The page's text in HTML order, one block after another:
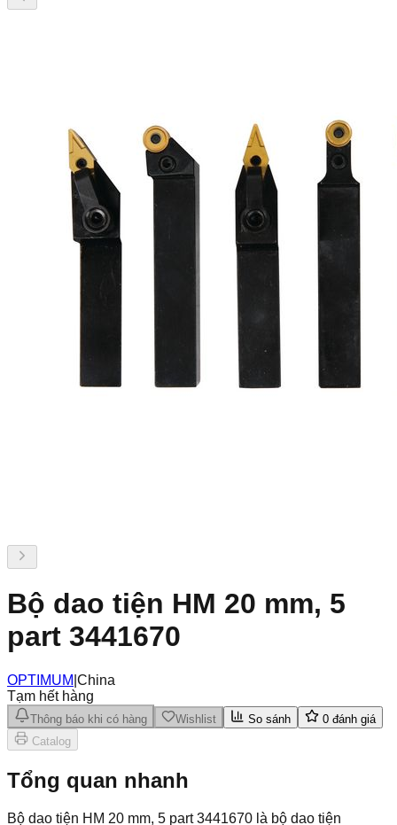
Bộ dao tiện HM 20 mm, 5
part 3441670
OPTIMUM China
Tạm hết hàng
Thông báo khi có hàng Wishlist So sánh 0 đánh giá
Catalog
Tổng quan nhanh
Bộ dao tiện HM 20 mm, 5 part 3441670 là bộ dao tiện